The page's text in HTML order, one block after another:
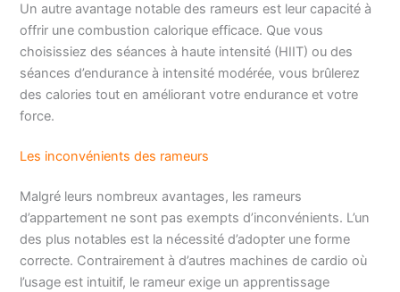
Un autre avantage notable des rameurs est leur capacité à
offrir une combustion calorique efficace. Que vous
choisissiez des séances à haute intensité (HIIT) ou des
séances d’endurance à intensité modérée, vous brûlerez
des calories tout en améliorant votre endurance et votre
force.
Les inconvénients des rameurs
Malgré leurs nombreux avantages, les rameurs
d’appartement ne sont pas exempts d’inconvénients. L’un
des plus notables est la nécessité d’adopter une forme
correcte. Contrairement à d’autres machines de cardio où
l’usage est intuitif, le rameur exige un apprentissage